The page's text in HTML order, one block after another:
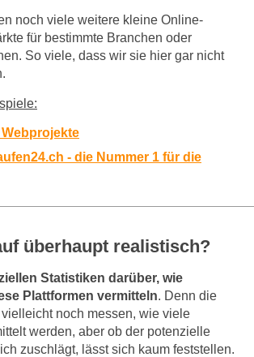
noch viele weitere kleine Online-
für bestimmte Branchen oder
So viele, dass wir sie hier gar nicht
- die Nummer 1 für die
überhaupt realistisch?
Statistiken darüber, wie
Plattformen vermitteln. Denn die
noch messen, wie viele
werden, aber ob der potenzielle
zuschlägt, lässt sich kaum feststellen.